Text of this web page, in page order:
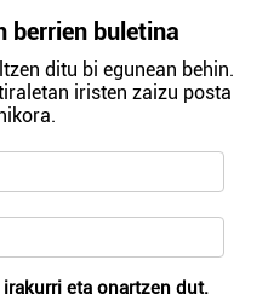
berrien buletina
ditu bi egunean behin.
iristen zaizu posta
irakurri eta onartzen dut.